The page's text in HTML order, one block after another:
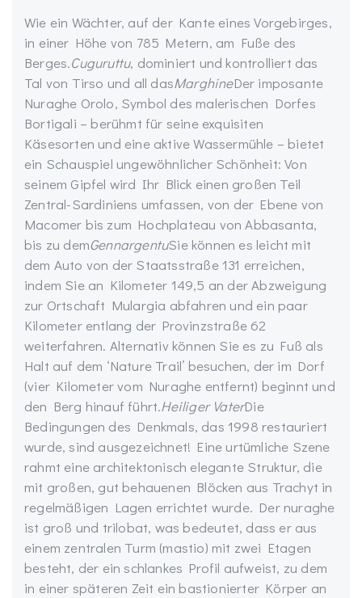
Wie ein Wächter, auf der Kante eines Vorgebirges,
in einer Höhe von 785 Metern, am Fuße des
Berges.Cuguruttu, dominiert und kontrolliert das
Tal von Tirso und all dasMarghineDer imposante
Nuraghe Orolo, Symbol des malerischen Dorfes
Bortigali – berühmt für seine exquisiten
Käsesorten und eine aktive Wassermühle – bietet
ein Schauspiel ungewöhnlicher Schönheit: Von
seinem Gipfel wird Ihr Blick einen großen Teil
Zentral-Sardiniens umfassen, von der Ebene von
Macomer bis zum Hochplateau von Abbasanta,
bis zu demGennargentuSie können es leicht mit
dem Auto von der Staatsstraße 131 erreichen,
indem Sie an Kilometer 149,5 an der Abzweigung
zur Ortschaft Mulargia abfahren und ein paar
Kilometer entlang der Provinzstraße 62
weiterfahren. Alternativ können Sie es zu Fuß als
Halt auf dem ‘Nature Trail’ besuchen, der im Dorf
(vier Kilometer vom Nuraghe entfernt) beginnt und
den Berg hinauf führt.Heiliger VaterDie
Bedingungen des Denkmals, das 1998 restauriert
wurde, sind ausgezeichnet! Eine urtümliche Szene
rahmt eine architektonisch elegante Struktur, die
mit großen, gut behauenen Blöcken aus Trachyt in
regelmäßigen Lagen errichtet wurde. Der nuraghe
ist groß und trilobat, was bedeutet, dass er aus
einem zentralen Turm (mastio) mit zwei Etagen
besteht, der ein schlankes Profil aufweist, zu dem
in einer späteren Zeit ein bastionierter Körper an